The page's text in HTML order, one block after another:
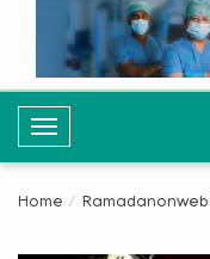
T
o
Home Ramadanonweb